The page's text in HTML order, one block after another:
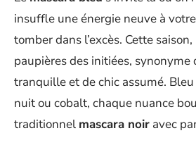
insuffle une énergie neuve à votre
tomber dans l’excès. Cette
paupières des initiées, synonyme
tranquille et de chic assumé.
nuit ou cobalt, chaque nuance
traditionnel mascara noir avec